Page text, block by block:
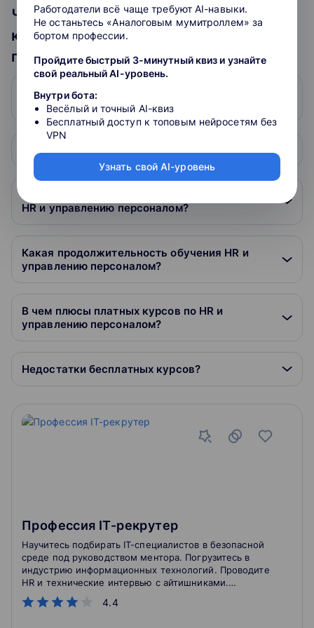
Часто задаваемые вопросы по
курсам тематики HR и управление
персоналом
Смогу ли я трудоустроиться после
прохождения курсов?
В каком формате проходит обучение?
HR и управлению персоналом?
Какая продолжительность обучения HR и
управлению персоналом?
В чем плюсы платных курсов по HR и
управлению персоналом?
Недостатки бесплатных курсов?
Профессия IT-рекрутер
4.4
Научитесь подбирать IT-специалистов в безопасной
среде под руководством ментора. Погрузитесь в
индустрию информационных технологий. Проводите
HR и технические интервью с айтишниками.
Работайте с реальными задачами рекрутингового
агентства. Помимо этого вас ждет: Изучение
Работодатели всё чаще требуют AI-навыки.
Не останьтесь «Аналоговым мумитроллем» за
бортом профессии.
Пройдите быстрый 3-минутный квиз и узнайте
свой реальный AI-уровень.
Внутри бота:
Весёлый и точный AI-квиз
Бесплатный доступ к топовым нейросетям без
VPN
Узнать свой AI-уровень